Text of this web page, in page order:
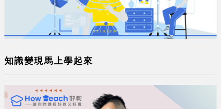
知識變現馬上學起來